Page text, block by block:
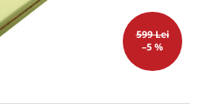
599 Lei
–5 %